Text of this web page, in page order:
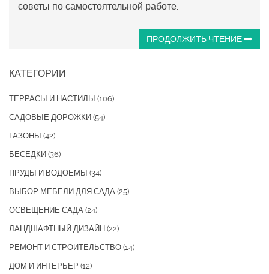
советы по самостоятельной работе.
ПРОДОЛЖИТЬ ЧТЕНИЕ
КАТЕГОРИИ
ТЕРРАСЫ И НАСТИЛЫ (106)
САДОВЫЕ ДОРОЖКИ (54)
ГАЗОНЫ (42)
БЕСЕДКИ (36)
ПРУДЫ И ВОДОЕМЫ (34)
ВЫБОР МЕБЕЛИ ДЛЯ САДА (25)
ОСВЕЩЕНИЕ САДА (24)
ЛАНДШАФТНЫЙ ДИЗАЙН (22)
РЕМОНТ И СТРОИТЕЛЬСТВО (14)
ДОМ И ИНТЕРЬЕР (12)